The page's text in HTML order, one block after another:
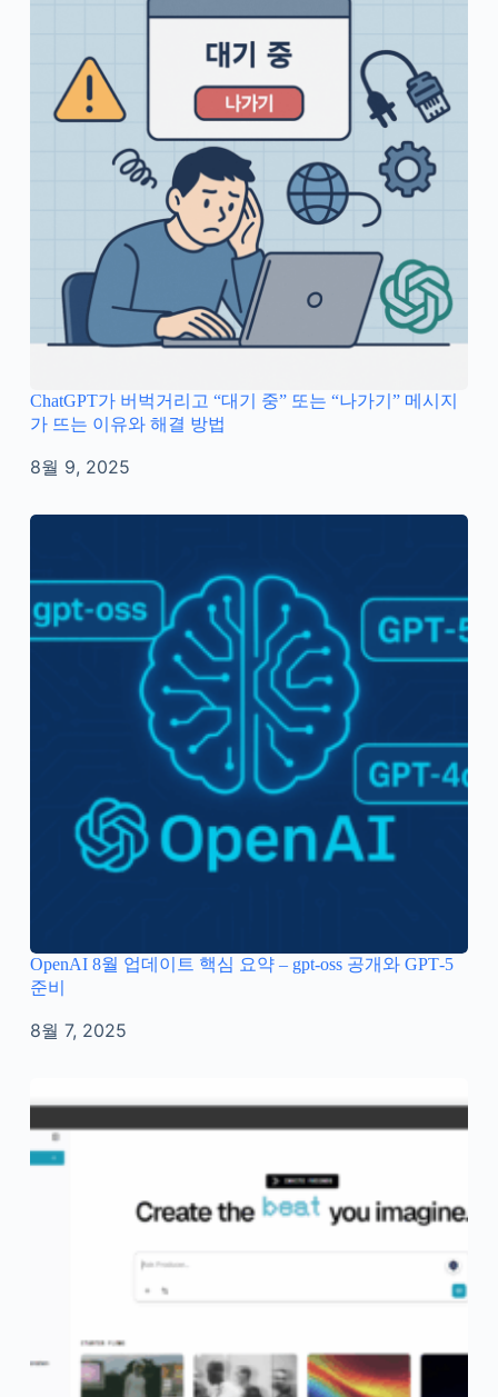
ChatGPT가 버벅거리고 “대기 중” 또는 “나가기” 메시지
가 뜨는 이유와 해결 방법
8월 9, 2025
OpenAI 8월 업데이트 핵심 요약 – gpt‑oss 공개와 GPT‑5
준비
8월 7, 2025